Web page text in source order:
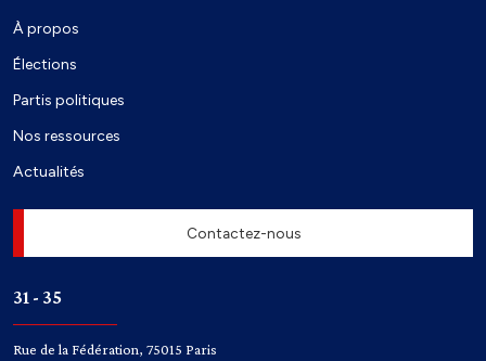
À propos
Élections
Partis politiques
Nos ressources
Actualités
Contactez-nous
31 - 35
Rue de la Fédération, 75015 Paris